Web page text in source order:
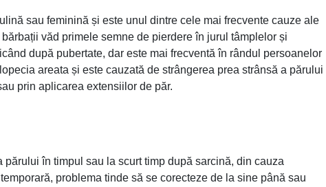
sau feminină și este unul dintre cele mai frecvente cauze ale
văd primele semne de pierdere în jurul tâmplelor și
după pubertate, dar este mai frecventă în rândul persoanelor
areata și este cauzată de strângerea prea strânsă a părului
prin aplicarea extensiilor de păr.
în timpul sau la scurt timp după sarcină, din cauza
problema tinde să se corecteze de la sine până sau